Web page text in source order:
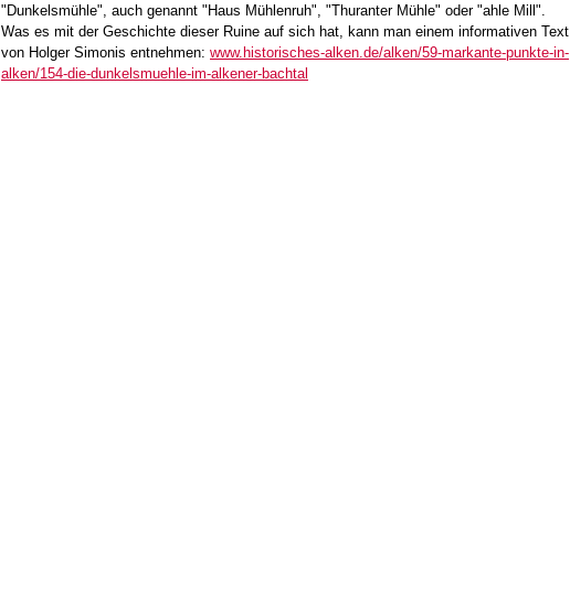
"Dunkelsmühle", auch genannt "Haus Mühlenruh", "Thuranter Mühle" oder "ahle Mill".
Was es mit der Geschichte dieser Ruine auf sich hat, kann man einem informativen Text
von Holger Simonis entnehmen: www.historisches-alken.de/alken/59-markante-punkte-in-
alken/154-die-dunkelsmuehle-im-alkener-bachtal